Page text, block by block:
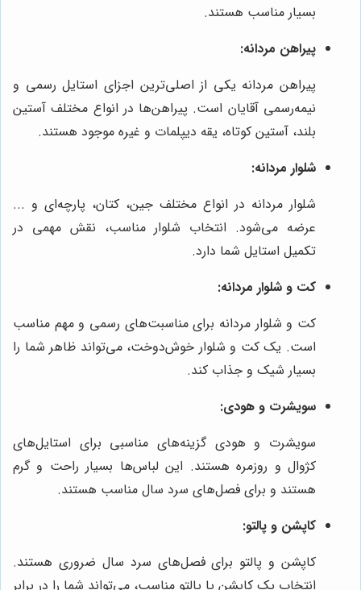
بسیار مناسب هستند.
پیراهن مردانه:
پیراهن مردانه یکی از اصلی‌ترین اجزای استایل رسمی و
نیمه‌رسمی آقایان است. پیراهن‌ها در انواع مختلف آستین
بلند، آستین کوتاه، یقه دیپلمات و غیره موجود هستند.
شلوار مردانه:
شلوار مردانه در انواع مختلف جین، کتان، پارچه‌ای و ...
عرضه می‌شود. انتخاب شلوار مناسب، نقش مهمی در
تکمیل استایل شما دارد.
کت و شلوار مردانه:
کت و شلوار مردانه برای مناسبت‌های رسمی و مهم مناسب
است. یک کت و شلوار خوش‌دوخت، می‌تواند ظاهر شما را
بسیار شیک و جذاب کند.
سویشرت و هودی:
سویشرت و هودی گزینه‌های مناسبی برای استایل‌های
کژوال و روزمره هستند. این لباس‌ها بسیار راحت و گرم
هستند و برای فصل‌های سرد سال مناسب هستند.
کاپشن و پالتو:
کاپشن و پالتو برای فصل‌های سرد سال ضروری هستند.
انتخاب یک کاپشن یا پالتو مناسب، می‌تواند شما را در برابر